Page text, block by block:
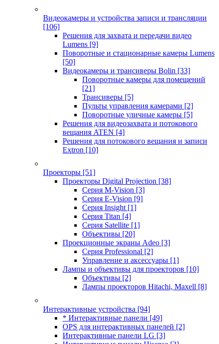
Видеокамеры и устройства записи и трансляции
[106]
Решения для захвата и передачи видео
Lumens [9]
Поворотные и стационарные камеры Lumens
[50]
Видеокамеры и трансиверы Bolin [33]
Поворотные камеры для помещений
[21]
Трансиверы [5]
Пульты управления камерами [2]
Поворотные уличные камеры [5]
Решения для видеозахвата и потокового
вещания ATEN [4]
Решения для потокового вещания и записи
Extron [10]
Проекторы [51]
Проекторы Digital Projection [38]
Серия M-Vision [3]
Серия E-Vision [9]
Серия Insight [1]
Серия Titan [4]
Серия Satellite [1]
Объективы [20]
Проекционные экраны Adeo [3]
Серия Professional [2]
Управление и аксессуары [1]
Лампы и объективы для проекторов [10]
Объективы [2]
Лампы проекторов Hitachi, Maxell [8]
Интерактивные устройства [94]
* Интерактивные панели [49]
OPS для интерактивных панелей [2]
Интерактивные панели LG [3]